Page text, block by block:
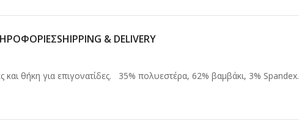
SHIPPING & DELIVERY
και θήκη για επιγονατίδες. 35% πολυεστέρα, 62% βαμβάκι, 3% Spandex.